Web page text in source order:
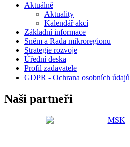
Aktuálně
Aktuality
Kalendář akcí
Základní informace
Sněm a Rada mikroregionu
Strategie rozvoje
Úřední deska
Profil zadavatele
GDPR - Ochrana osobních údajů
Naši partneři